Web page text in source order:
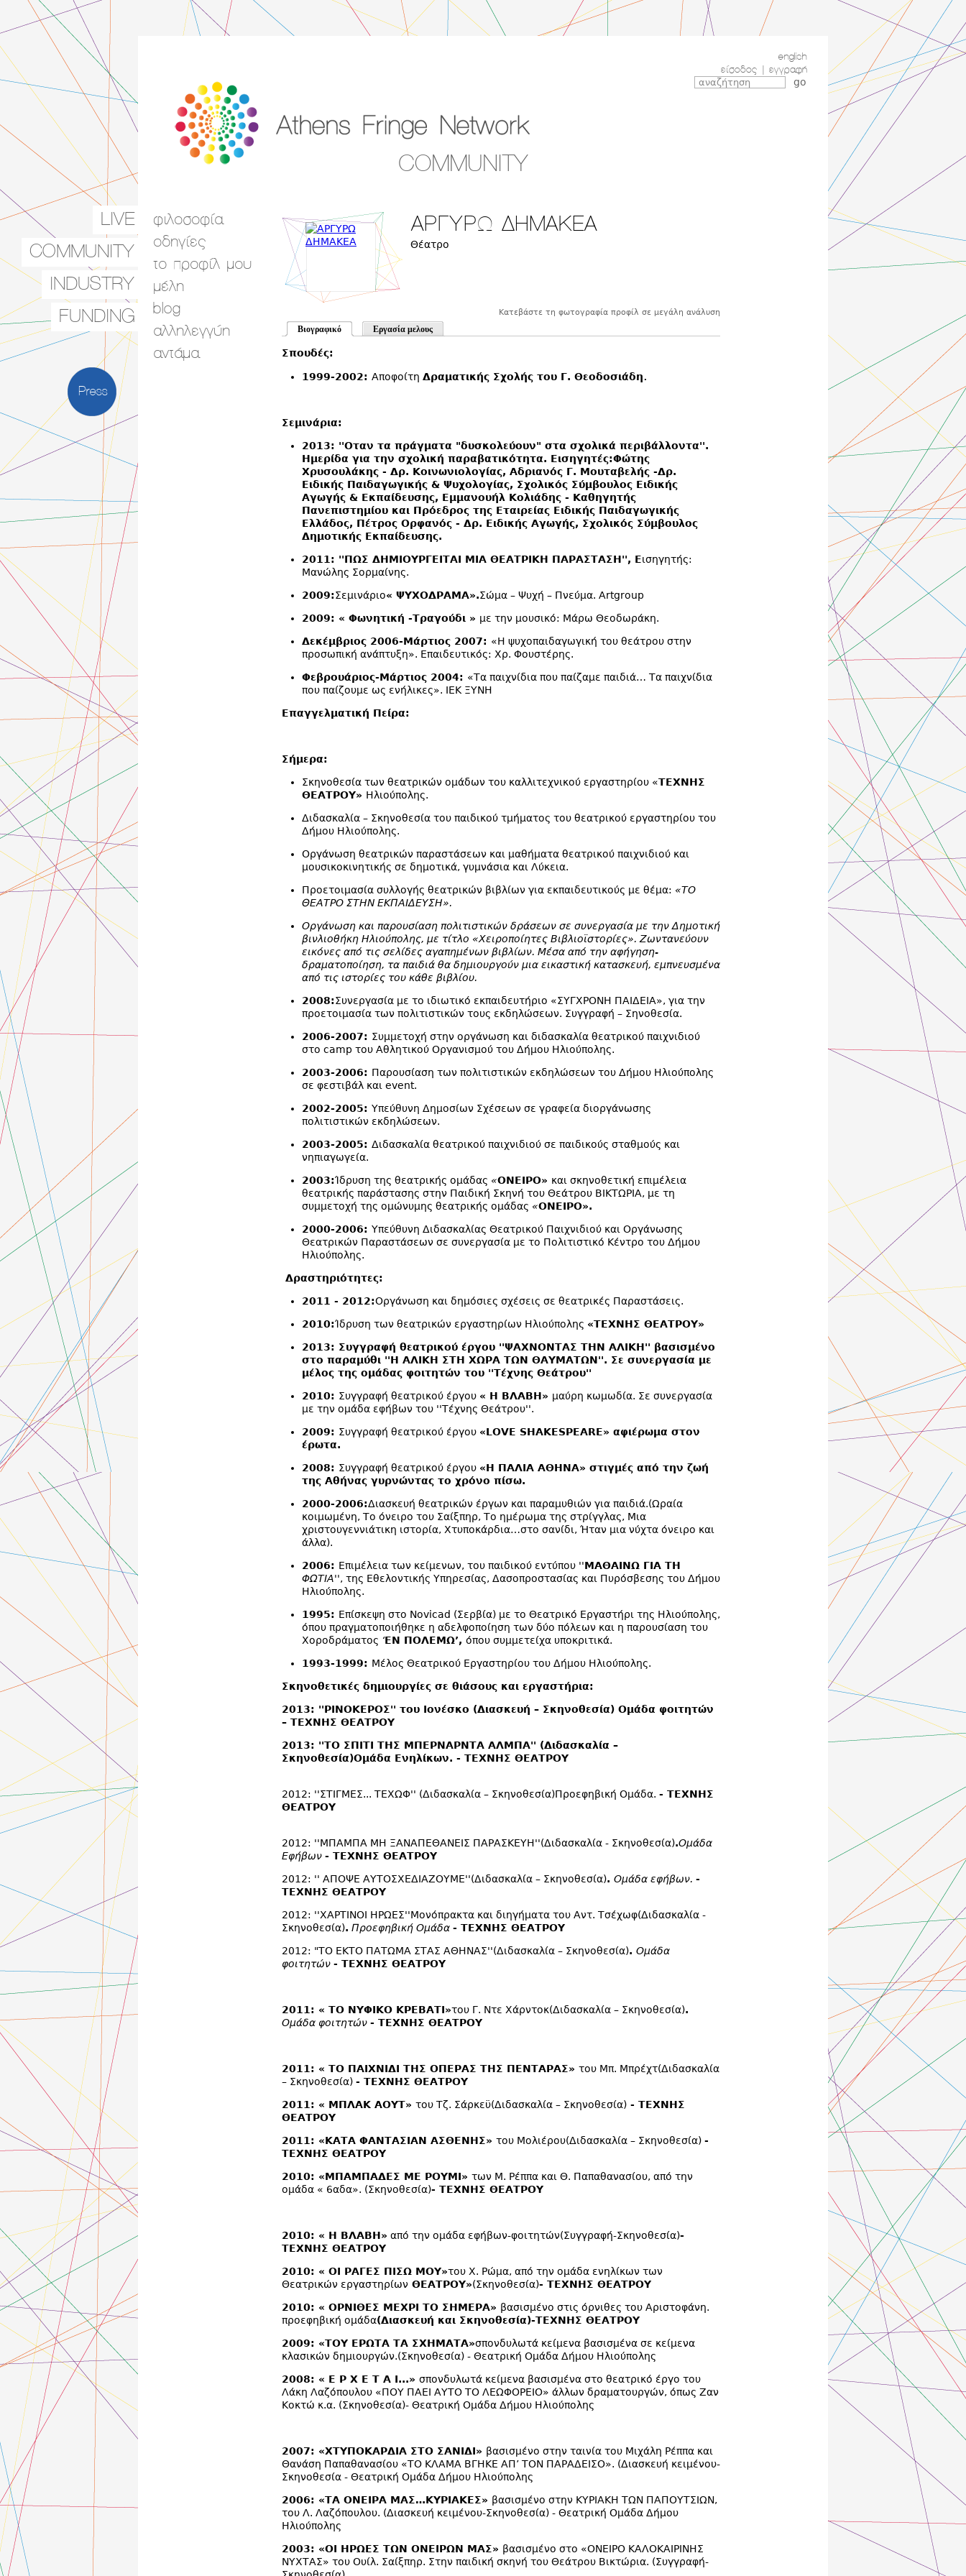
english
είσοδος| εγγραφή
COMMUNITY
ΑΡΓΥΡΩ ΔΗΜΑΚΕΑ
Θέατρο
Κατεβάστε τη φωτογραφία προφίλ σε μεγάλη ανάλυση
Βιογραφικό Εργασία μελους
Σπουδές:
1999-2002: Αποφοίτη Δραματικής Σχολής του Γ. Θεοδοσιάδη.
Σεμινάρια:
2013: ''Οταν τα πράγματα "δυσκολεύουν" στα σχολικά περιβάλλοντα''.
Ημερίδα για την σχολική παραβατικότητα. Εισηγητές:Φώτης
Χρυσουλάκης - Δρ. Κοινωνιολογίας, Αδριανός Γ. Μουταβελής -Δρ.
Ειδικής Παιδαγωγικής & Ψυχολογίας, Σχολικός Σύμβουλος Ειδικής
Αγωγής & Εκπαίδευσης, Εμμανουήλ Κολιάδης - Καθηγητής
Πανεπιστημίου και Πρόεδρος της Εταιρείας Ειδικής Παιδαγωγικής
Ελλάδος, Πέτρος Ορφανός - Δρ. Ειδικής Αγωγής, Σχολικός Σύμβουλος
Δημοτικής Εκπαίδευσης.
2011: ''ΠΩΣ ΔΗΜΙΟΥΡΓΕΙΤΑΙ ΜΙΑ ΘΕΑΤΡΙΚΗ ΠΑΡΑΣΤΑΣΗ'', Εισηγητής:
Μανώλης Σορμαίνης.
2009:Σεμινάριο« ΨΥΧΟΔΡΑΜΑ».Σώμα – Ψυχή – Πνεύμα. Artgroup
2009: « Φωνητική -Τραγούδι » με την μουσικό: Μάρω Θεοδωράκη.
Δεκέμβριος 2006-Μάρτιος 2007: «Η ψυχοπαιδαγωγική του θεάτρου στην
προσωπική ανάπτυξη». Επαιδευτικός: Χρ. Φουστέρης.
Φεβρουάριος-Μάρτιος 2004: «Τα παιχνίδια που παίζαμε παιδιά… Τα παιχνίδια
που παίζουμε ως ενήλικες». IEK ΞΥΝΗ
Επαγγελματική Πείρα:
Σήμερα:
Σκηνοθεσία των θεατρικών ομάδων του καλλιτεχνικού εργαστηρίου «ΤΕΧΝΗΣ
ΘΕΑΤΡΟΥ» Ηλιούπολης.
Διδασκαλία – Σκηνοθεσία του παιδικού τμήματος του θεατρικού εργαστηρίου του
Δήμου Ηλιούπολης.
Οργάνωση θεατρικών παραστάσεων και μαθήματα θεατρικού παιχνιδιού και
μουσικοκινητικής σε δημοτικά, γυμνάσια και Λύκεια.
Προετοιμασία συλλογής θεατρικών βιβλίων για εκπαιδευτικούς με θέμα: «ΤΟ
ΘΕΑΤΡΟ ΣΤΗΝ ΕΚΠΑΙΔΕΥΣΗ».
Οργάνωση και παρουσίαση πολιτιστικών δράσεων σε συνεργασία με την Δημοτική
βινλιοθήκη Ηλιούπολης, με τίτλο «Χειροποίητες Βιβλιοϊστορίες». Ζωντανεύουν
εικόνες από τις σελίδες αγαπημένων βιβλίων. Μέσα από την αφήγηση-
δραματοποίηση, τα παιδιά θα δημιουργούν μια εικαστική κατασκευή, εμπνευσμένα
από τις ιστορίες του κάθε βιβλίου.
2008:Συνεργασία με το ιδιωτικό εκπαιδευτήριο «ΣΥΓΧΡΟΝΗ ΠΑΙΔΕΙΑ», για την
προετοιμασία των πολιτιστικών τους εκδηλώσεων. Συγγραφή – Σηνοθεσία.
2006-2007: Συμμετοχή στην οργάνωση και διδασκαλία θεατρικού παιχνιδιού
στο camp του Αθλητικού Οργανισμού του Δήμου Ηλιούπολης.
2003-2006: Παρουσίαση των πολιτιστικών εκδηλώσεων του Δήμου Ηλιούπολης
σε φεστιβάλ και event.
2002-2005: Υπεύθυνη Δημοσίων Σχέσεων σε γραφεία διοργάνωσης
πολιτιστικών εκδηλώσεων.
2003-2005: Διδασκαλία θεατρικού παιχνιδιού σε παιδικούς σταθμούς και
νηπιαγωγεία.
2003:Ίδρυση της θεατρικής ομάδας «ΟΝΕΙΡΟ» και σκηνοθετική επιμέλεια
θεατρικής παράστασης στην Παιδική Σκηνή του Θεάτρου ΒΙΚΤΩΡΙΑ, με τη
συμμετοχή της ομώνυμης θεατρικής ομάδας «ΟΝΕΙΡΟ».
2000-2006: Υπεύθυνη Διδασκαλίας Θεατρικού Παιχνιδιού και Οργάνωσης
Θεατρικών Παραστάσεων σε συνεργασία με το Πολιτιστικό Κέντρο του Δήμου
Ηλιούπολης.
Δραστηριότητες:
2011 - 2012:Οργάνωση και δημόσιες σχέσεις σε θεατρικές Παραστάσεις.
2010:Ίδρυση των θεατρικών εργαστηρίων Ηλιούπολης «ΤΕΧΝΗΣ ΘΕΑΤΡΟΥ»
2013: Συγγραφή θεατρικού έργου ''ΨΑΧΝΟΝΤΑΣ ΤΗΝ ΑΛΙΚΗ'' βασισμένο
στο παραμύθι ''Η ΑΛΙΚΗ ΣΤΗ ΧΩΡΑ ΤΩΝ ΘΑΥΜΑΤΩΝ''. Σε συνεργασία με
μέλος της ομάδας φοιτητών του ''Τέχνης Θεάτρου''
2010: Συγγραφή θεατρικού έργου « Η ΒΛΑΒΗ» μαύρη κωμωδία. Σε συνεργασία
με την ομάδα εφήβων του ''Τέχνης Θεάτρου''.
2009: Συγγραφή θεατρικού έργου «LOVE SHAKESPEARE» αφιέρωμα στον
έρωτα.
2008: Συγγραφή θεατρικού έργου «Η ΠΑΛΙΑ ΑΘΗΝΑ» στιγμές από την ζωή
της Αθήνας γυρνώντας το χρόνο πίσω.
2000-2006:Διασκευή θεατρικών έργων και παραμυθιών για παιδιά.(Ωραία
κοιμωμένη, Το όνειρο του Σαίξπηρ, Το ημέρωμα της στρίγγλας, Μια
χριστουγεννιάτικη ιστορία, Χτυποκάρδια…στο σανίδι, Ήταν μια νύχτα όνειρο και
άλλα).
2006: Επιμέλεια των κείμενων, του παιδικού εντύπου ''ΜΑΘΑΙΝΩ ΓΙΑ ΤΗ
ΦΩΤΙΑ'', της Εθελοντικής Υπηρεσίας, Δασοπροστασίας και Πυρόσβεσης του Δήμου
Ηλιούπολης.
1995: Επίσκεψη στο Novicad (Σερβία) με το Θεατρικό Εργαστήρι της Ηλιούπολης,
όπου πραγματοποιήθηκε η αδελφοποίηση των δύο πόλεων και η παρουσίαση του
Χοροδράματος ‘ΕΝ ΠΟΛΕΜΩ’, όπου συμμετείχα υποκριτικά.
1993-1999: Μέλος Θεατρικού Εργαστηρίου του Δήμου Ηλιούπολης.
Σκηνοθετικές δημιουργίες σε θιάσους και εργαστήρια:
2013: ''ΡΙΝΟΚΕΡΟΣ'' του Ιονέσκο (Διασκευή – Σκηνοθεσία) Ομάδα φοιτητών
– ΤΕΧΝΗΣ ΘΕΑΤΡΟΥ
2013: ''ΤΟ ΣΠΙΤΙ ΤΗΣ ΜΠΕΡΝΑΡΝΤΑ ΑΛΜΠΑ'' (Διδασκαλία –
Σκηνοθεσία)Ομάδα Ενηλίκων. - ΤΕΧΝΗΣ ΘΕΑΤΡΟΥ
2012: ''ΣΤΙΓΜΕΣ... ΤΕΧΩΦ'' (Διδασκαλία – Σκηνοθεσία)Προεφηβική Ομάδα. - ΤΕΧΝΗΣ
ΘΕΑΤΡΟΥ
2012: ''ΜΠΑΜΠΑ ΜΗ ΞΑΝΑΠΕΘΑΝΕΙΣ ΠΑΡΑΣΚΕΥΗ''(Διδασκαλία - Σκηνοθεσία).Ομάδα
Εφήβων - ΤΕΧΝΗΣ ΘΕΑΤΡΟΥ
2012: '' ΑΠΟΨΕ ΑΥΤΟΣΧΕΔΙΑΖΟΥΜΕ''(Διδασκαλία – Σκηνοθεσία). Ομάδα εφήβων. -
ΤΕΧΝΗΣ ΘΕΑΤΡΟΥ
2012: ''ΧΑΡΤΙΝΟΙ ΗΡΩΕΣ''Μονόπρακτα και διηγήματα του Αντ. Τσέχωφ(Διδασκαλία -
Σκηνοθεσία). Προεφηβική Ομάδα - ΤΕΧΝΗΣ ΘΕΑΤΡΟΥ
2012: "ΤΟ ΕΚΤΟ ΠΑΤΩΜΑ ΣΤΑΣ ΑΘΗΝΑΣ''(Διδασκαλία – Σκηνοθεσία). Ομάδα
φοιτητών - ΤΕΧΝΗΣ ΘΕΑΤΡΟΥ
2011: « ΤΟ ΝΥΦΙΚΟ ΚΡΕΒΑΤΙ»του Γ. Ντε Χάρντοκ(Διδασκαλία – Σκηνοθεσία).
Ομάδα φοιτητών - ΤΕΧΝΗΣ ΘΕΑΤΡΟΥ
2011: « ΤΟ ΠΑΙΧΝΙΔΙ ΤΗΣ ΟΠΕΡΑΣ ΤΗΣ ΠΕΝΤΑΡΑΣ» του Μπ. Μπρέχτ(Διδασκαλία
– Σκηνοθεσία) - ΤΕΧΝΗΣ ΘΕΑΤΡΟΥ
2011: « ΜΠΛΑΚ ΑΟΥΤ» του Τζ. Σάρκεϋ(Διδασκαλία – Σκηνοθεσία) - ΤΕΧΝΗΣ
ΘΕΑΤΡΟΥ
2011: «ΚΑΤΑ ΦΑΝΤΑΣΙΑΝ ΑΣΘΕΝΗΣ» του Μολιέρου(Διδασκαλία – Σκηνοθεσία) -
ΤΕΧΝΗΣ ΘΕΑΤΡΟΥ
2010: «ΜΠΑΜΠΑΔΕΣ ΜΕ ΡΟΥΜΙ» των Μ. Ρέππα και Θ. Παπαθανασίου, από την
ομάδα « 6αδα». (Σκηνοθεσία)- ΤΕΧΝΗΣ ΘΕΑΤΡΟΥ
2010: « Η ΒΛΑΒΗ» από την ομάδα εφήβων-φοιτητών(Συγγραφή-Σκηνοθεσία)-
ΤΕΧΝΗΣ ΘΕΑΤΡΟΥ
2010: « ΟΙ ΡΑΓΕΣ ΠΙΣΩ ΜΟΥ»του Χ. Ρώμα, από την ομάδα ενηλίκων των
Θεατρικών εργαστηρίων ΘΕΑΤΡΟΥ»(Σκηνοθεσία)- ΤΕΧΝΗΣ ΘΕΑΤΡΟΥ
2010: « ΟΡΝΙΘΕΣ ΜΕΧΡΙ ΤΟ ΣΗΜΕΡΑ» βασισμένο στις όρνιθες του Αριστοφάνη.
προεφηβική ομάδα(Διασκευή και Σκηνοθεσία)-ΤΕΧΝΗΣ ΘΕΑΤΡΟΥ
2009: «ΤΟΥ ΕΡΩΤΑ ΤΑ ΣΧΗΜΑΤΑ»σπονδυλωτά κείμενα βασισμένα σε κείμενα
κλασικών δημιουργών.(Σκηνοθεσία) - Θεατρική Ομάδα Δήμου Ηλιούπολης
2008: « Ε Ρ Χ Ε Τ Α Ι...» σπονδυλωτά κείμενα βασισμένα στο θεατρικό έργο του
Λάκη Λαζόπουλου «ΠΟΥ ΠΑΕΙ ΑΥΤΟ ΤΟ ΛΕΩΦΟΡΕΙΟ» άλλων δραματουργών, όπως Ζαν
Κοκτώ κ.α. (Σκηνοθεσία)- Θεατρική Ομάδα Δήμου Ηλιούπολης
2007: «ΧΤΥΠΟΚΑΡΔΙΑ ΣΤΟ ΣΑΝΙΔΙ» βασισμένο στην ταινία του Μιχάλη Ρέππα και
Θανάση Παπαθανασίου «ΤΟ ΚΛΑΜΑ ΒΓΗΚΕ ΑΠ’ ΤΟΝ ΠΑΡΑΔΕΙΣΟ». (Διασκευή κειμένου-
Σκηνοθεσία - Θεατρική Ομάδα Δήμου Ηλιούπολης
2006: «ΤΑ ΟΝΕΙΡΑ ΜΑΣ…ΚΥΡΙΑΚΕΣ» βασισμένο στην ΚΥΡΙΑΚΗ ΤΩΝ ΠΑΠΟΥΤΣΙΩΝ,
του Λ. Λαζόπουλου. (Διασκευή κειμένου-Σκηνοθεσία) - Θεατρική Ομάδα Δήμου
Ηλιούπολης
2003: «ΟΙ ΗΡΩΕΣ ΤΩΝ ΟΝΕΙΡΩΝ ΜΑΣ» βασισμένο στο «ΟΝΕΙΡΟ ΚΑΛΟΚΑΙΡΙΝΗΣ
ΝΥΧΤΑΣ» του Ουίλ. Σαίξπηρ. Στην παιδική σκηνή του Θεάτρου Βικτώρια. (Συγγραφή-
menu
LIVE
COMMUNITY
INDUSTRY
FUNDING
Press
φιλοσοφία
οδηγίες
το προφίλ μου
μέλη
blog
αλληλεγγύη
αντάμα